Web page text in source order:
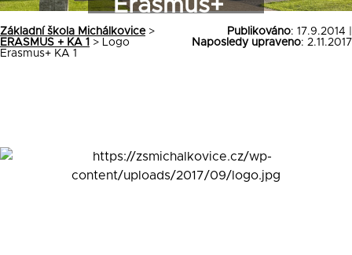
Erasmus+
KA 1
Základní škola Michálkovice>
ERASMUS + KA 1 > Logo
Erasmus+ KA 1
Publikováno: 17.9.2014 |
Naposledy upraveno: 2.11.2017